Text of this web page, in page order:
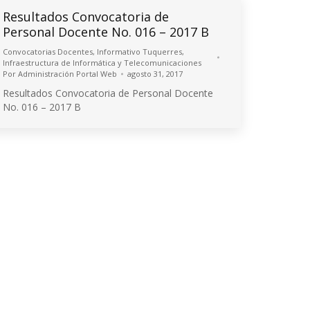
Resultados Convocatoria de
Personal Docente No. 016 – 2017 B
Convocatorias Docentes, Informativo Tuquerres,
Infraestructura de Informática y Telecomunicaciones
Por Administración Portal Web agosto 31, 2017
Resultados Convocatoria de Personal Docente
No. 016 – 2017 B